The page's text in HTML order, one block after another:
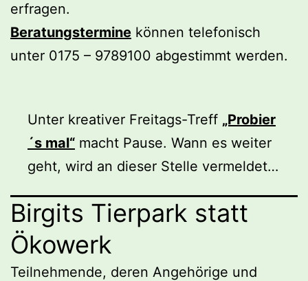
erfragen.
Beratungstermine können telefonisch
unter 0175 – 9789100 abgestimmt werden.
Unter kreativer Freitags-Treff „Probier
´s mal“ macht Pause. Wann es weiter
geht, wird an dieser Stelle vermeldet…
Birgits Tierpark statt
Ökowerk
Teilnehmende, deren Angehörige und